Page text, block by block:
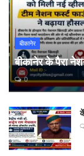
बीकानेर
बीकानेर के पैरा
0